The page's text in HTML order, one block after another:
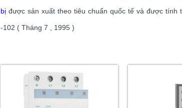
bị được sản xuất theo tiêu chuẩn quốc tế và được
-102 ( Tháng 7 , 1995 )